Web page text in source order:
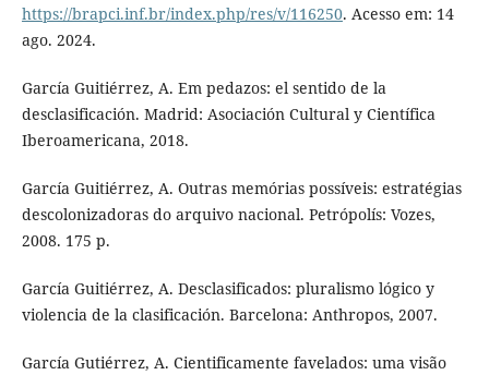
https://brapci.inf.br/index.php/res/v/116250. Acesso em: 14
ago. 2024.
García Guitiérrez, A. Em pedazos: el sentido de la
desclasificación. Madrid: Asociación Cultural y Científica
Iberoamericana, 2018.
García Guitiérrez, A. Outras memórias possíveis: estratégias
descolonizadoras do arquivo nacional. Petrópolís: Vozes,
2008. 175 p.
García Guitiérrez, A. Desclasificados: pluralismo lógico y
violencia de la clasificación. Barcelona: Anthropos, 2007.
García Gutiérrez, A. Cientificamente favelados: uma visão